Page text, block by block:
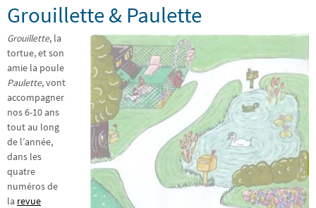
Grouillette & Paulette
Grouillette, la
tortue, et son
amie la poule
Paulette, vont
accompagner
nos 6-10 ans
tout au long
de l’année,
dans les
quatre
numéros de
la revue